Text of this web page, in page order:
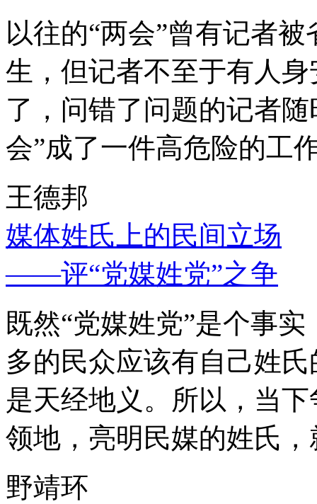
以往的“两会”曾有记者
生，但记者不至于有人
了，问错了问题的记者
会”成了一件高危险的工
王德邦
媒体姓氏上的民间立场
——评“党媒姓党”之争
既然“党媒姓党”是个事
多的民众应该有自己姓
是天经地义。所以，当
领地，亮明民媒的姓氏
野靖环